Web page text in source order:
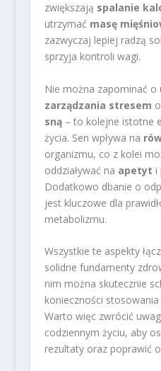
zwiększają spalanie
utrzymać masę
zazwyczaj lepiej radzą
sprzyja kontroli wagi.
Nie można zapominać o
zarządzania stresem
sną– to kolejne istotne
życia. Sen wpływa na
organizmu, co z kolei
oddziaływać na apetyt i
Dodatkowo dbanie o
jest kluczowe dla
metabolizmu.
Wszystkie te aspekty
solidne fundamenty
nim można skutecznie
konieczności
Warto więc zwrócić
codziennym życiu, aby
rezultaty oraz poprawić